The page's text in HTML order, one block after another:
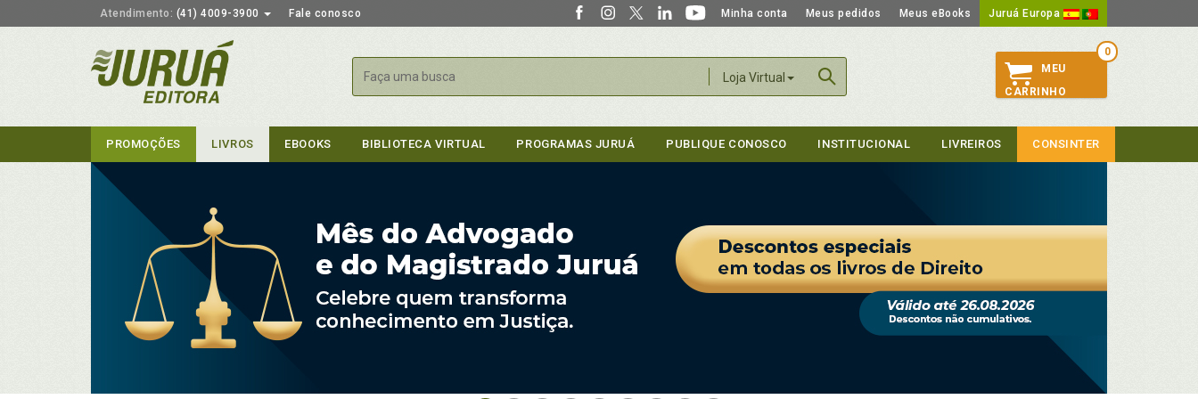
Atendimento: (41) 4009-3900 Fale conosco Minha conta Meus pedidos Meus eBooks Juruá Europa
Loja Virtual
Buscar
0
MEU
CARRINHO
PROMOÇÕES LIVROS EBOOKS BIBLIOTECA VIRTUAL PROGRAMAS JURUÁ PUBLIQUE CONOSCO INSTITUCIONAL LIVREIROS CONSINTER